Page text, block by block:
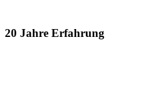
20 Jahre Erfahrung